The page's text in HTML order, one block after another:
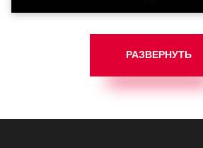
РАЗВЕРНУТЬ